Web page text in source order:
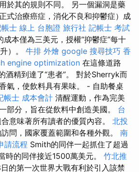
於其的規則不同。 另一個漏洞是藥
式治療癌症，消化不良和抑鬱症）成
士 線上 台胞證 旅行社 記帳士 考試
成本僅為三美元，授權“抑鬱症”每十
）。 牛排 外燴 google 搜尋技巧 香
engine optimization 在這條道路
酒精到達了“患者”。 對於Sherryk而
氣，使飲料具有果味。 - 自助餐桌
帳士 成本會計 清醒運動，作為完美
部分，旨在從飲料中創造美國。 台
意味著所有讀者的優質內容。 北投
問，國家覆蓋範圍和各種外觀。 南
請流程 Smith的同伴一起抓住了超過
時的同伴接近1500萬美元。 竹北推
的第一次世界大戰有利於引入該禁